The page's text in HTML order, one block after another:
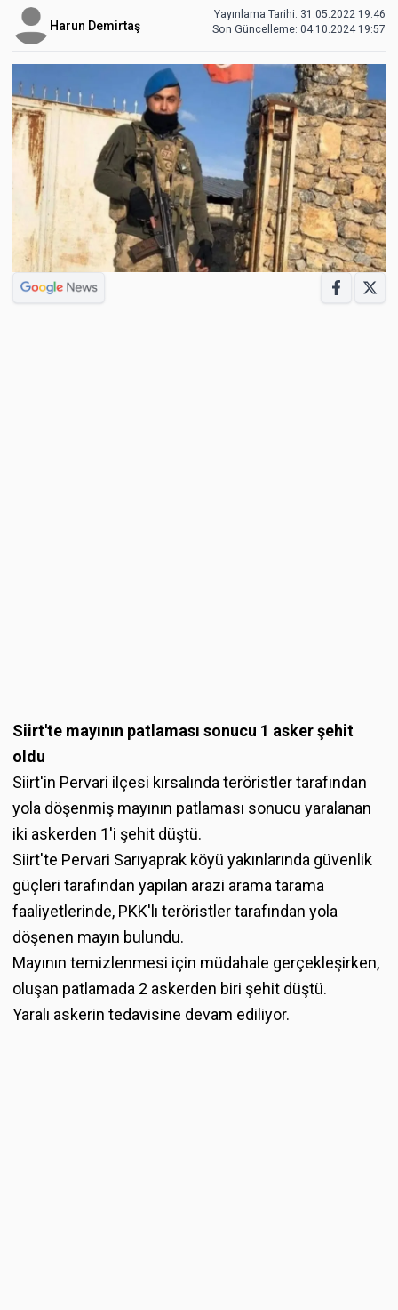
Harun Demirtaş
Yayınlama Tarihi: 31.05.2022 19:46
Son Güncelleme: 04.10.2024 19:57
Siirt'te mayının patlaması sonucu 1 asker şehit
oldu
Siirt'in Pervari ilçesi kırsalında teröristler tarafından
yola döşenmiş mayının patlaması sonucu yaralanan
iki askerden 1'i şehit düştü.
Siirt'te Pervari Sarıyaprak köyü yakınlarında güvenlik
güçleri tarafından yapılan arazi arama tarama
faaliyetlerinde, PKK'lı teröristler tarafından yola
döşenen mayın bulundu.
Mayının temizlenmesi için müdahale gerçekleşirken,
oluşan patlamada 2 askerden biri şehit düştü.
Yaralı askerin tedavisine devam ediliyor.